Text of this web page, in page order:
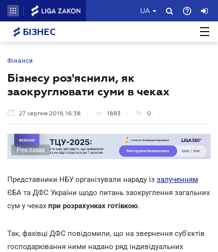
UA
БІЗНЕС
Фінанси
Бізнесу роз'яснили, як
заокруглювати суми в чеках
27 серпня 2019, 16:38 1883 0
Реклама
Представники НБУ організували нараду із залученням
ЄБА та ДФС України щодо питань заокруглення загальних
сум у чеках при розрахунках готівкою.
Так, фахівці ДФС повідомили, що на звернення суб'єктів
господарювання ними надано ряд індивідуальних